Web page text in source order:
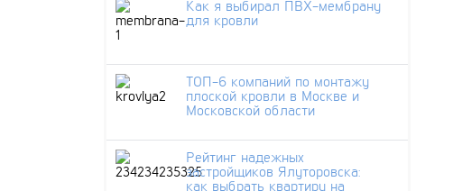
Как я выбирал ПВХ-мембрану
для кровли
ТОП-6 компаний по монтажу
плоской кровли в Москве и
Московской области
Рейтинг надежных
застройщиков Ялуторовска:
как выбрать квартиру на